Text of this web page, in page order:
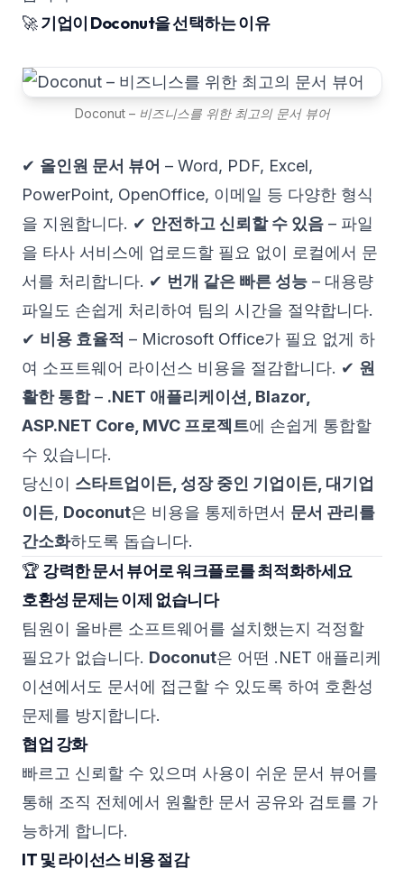
🚀기업이 Doconut을 선택하는 이유
Doconut – 비즈니스를 위한 최고의 문서 뷰어
✔ 올인원 문서 뷰어 – Word, PDF, Excel,
PowerPoint, OpenOffice, 이메일 등 다양한 형식
을 지원합니다. ✔ 안전하고 신뢰할 수 있음 – 파일
을 타사 서비스에 업로드할 필요 없이 로컬에서 문
서를 처리합니다. ✔ 번개 같은 빠른 성능 – 대용량
파일도 손쉽게 처리하여 팀의 시간을 절약합니다.
✔ 비용 효율적 – Microsoft Office가 필요 없게 하
여 소프트웨어 라이선스 비용을 절감합니다. ✔ 원
활한 통합– .NET 애플리케이션, Blazor,
ASP.NET Core, MVC 프로젝트에 손쉽게 통합할
수 있습니다.
당신이 스타트업이든, 성장 중인 기업이든, 대기업
이든, Doconut은 비용을 통제하면서 문서 관리를
간소화하도록 돕습니다.
🏆 강력한 문서 뷰어로 워크플로를 최적화하세요
호환성 문제는 이제 없습니다
팀원이 올바른 소프트웨어를 설치했는지 걱정할
필요가 없습니다. Doconut은 어떤 .NET 애플리케
이션에서도 문서에 접근할 수 있도록 하여 호환성
문제를 방지합니다.
협업 강화
빠르고 신뢰할 수 있으며 사용이 쉬운 문서 뷰어를
통해 조직 전체에서 원활한 문서 공유와 검토를 가
능하게 합니다.
IT 및 라이선스 비용 절감